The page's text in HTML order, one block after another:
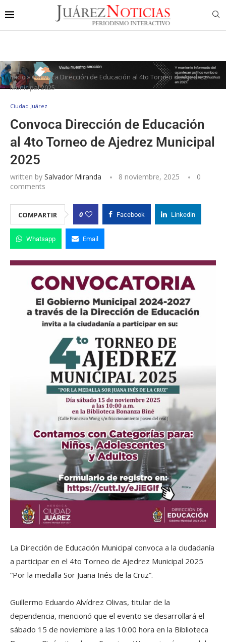
Inicio»Convoca Dirección de Educación al 4to Torneo de Ajedrez
Municipal 2025
Ciudad Juárez
Convoca Dirección de Educación
al 4to Torneo de Ajedrez Municipal
2025
written by Salvador Miranda 8 noviembre, 2025
0
comments
COMPARTIR 0 Facebook Linkedin
Whatsapp Email
La Dirección de Educación Municipal convoca a la ciudadanía
a participar en el 4to Torneo de Ajedrez Municipal 2025
“Por la medalla Sor Juana Inés de la Cruz”.
Guillermo Eduardo Alvídrez Olivas, titular de la
dependencia, mencionó que el evento se desarrollará el
sábado 15 de noviembre a las 10:00 hora en la Biblioteca